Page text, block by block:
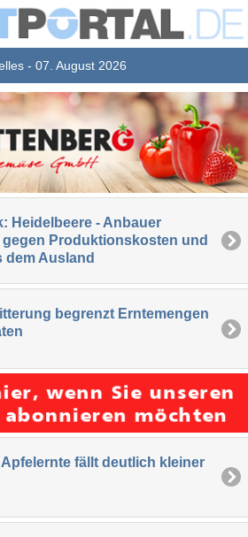
- 07. August 2026
Heidelbeere - Anbauer
gegen Produktionskosten und
dem Ausland
begrenzt Erntemengen
fällt deutlich kleiner